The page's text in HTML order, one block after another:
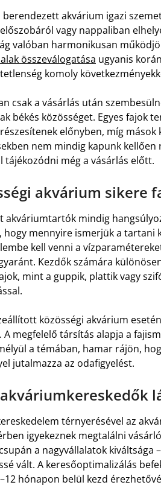
berendezett akvárium igazi
vagy nappaliban
valóban harmonikusan
összeválogatása ugyanis
komoly
csak a vásárlás után
békés közösséget. Egyes fajok
előnyben, míg
nem mindig kapunk
tájékozódni még a vásárlás előtt.
akvárium sikere
akváriumtartók mindig
hogy mennyire ismerjük a tartani
kell venni a
Kezdők számára
mint a guppik, plattik vagy
közösségi akvárium
A megfelelő társítás alapja a
a témában, hamar rájön,
jutalmazza az odafigyelést.
térnyerésével az
igyekeznek megtalálni
a nagyvállalatok kiváltsága
vált. A keresőoptimalizálás
hónapon belül kezd